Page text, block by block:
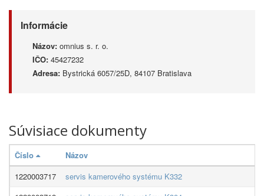
Informácie
Názov: omnius s. r. o.
IČO: 45427232
Adresa: Bystrická 6057/25D, 84107 Bratislava
Súvisiace dokumenty
Číslo
Názov
1220003717
servis kamerového systému K332